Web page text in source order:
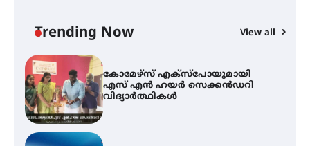
Trending Now View all
സർഗ്ഗസാഹിതി- കവിതാസംഗമം
2026 കവിതാ ചർച്ച കാട്ടൂർ, ടി. കെ.
ബാലൻ ഹാളിൽ 16ന്